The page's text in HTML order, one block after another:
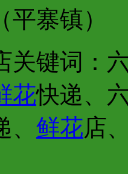
寨镇）
关键词：
花快递、
鲜花店